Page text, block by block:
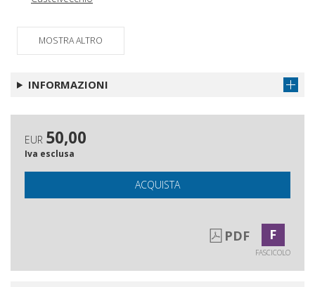
MOSTRA ALTRO
INFORMAZIONI
EUR 50,00
Iva esclusa
ACQUISTA
PDF F
FASCICOLO